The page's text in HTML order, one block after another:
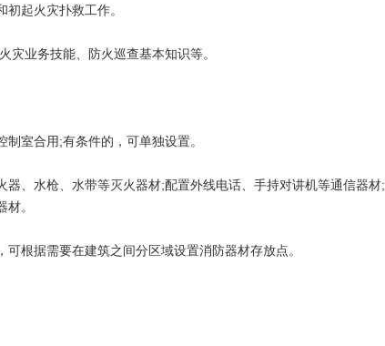
起火灾扑救工作。
业务技能、防火巡查基本知识等。
室合用;有条件的，可单独设置。
水枪、水带等灭火器材;配置外线电话、手持对讲机等通信器材;
。
据需要在建筑之间分区域设置消防器材存放点。